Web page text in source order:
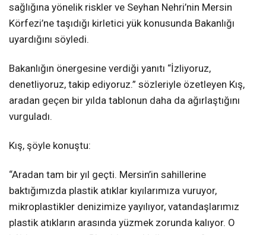
sağlığına yönelik riskler ve Seyhan Nehri’nin Mersin
Körfezi’ne taşıdığı kirletici yük konusunda Bakanlığı
uyardığını söyledi.
Bakanlığın önergesine verdiği yanıtı “İzliyoruz,
denetliyoruz, takip ediyoruz.” sözleriyle özetleyen Kış,
aradan geçen bir yılda tablonun daha da ağırlaştığını
vurguladı.
Kış, şöyle konuştu:
“Aradan tam bir yıl geçti. Mersin’in sahillerine
baktığımızda plastik atıklar kıyılarımıza vuruyor,
mikroplastikler denizimize yayılıyor, vatandaşlarımız
plastik atıkların arasında yüzmek zorunda kalıyor. O